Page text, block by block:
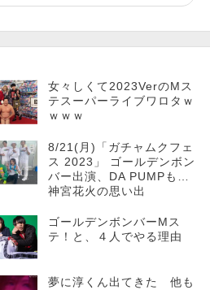
女々しくて2023VerのMス
テスーパーライブワロタｗ
ｗｗｗ
8/21(月)「ガチャムクフェ
ス 2023」 ゴールデンボン
バー出演、DA PUMPも…
神宮花火の思い出
ゴールデンボンバーMス
テ！と、４人でやる理由
夢に淳くん出てきた 他も